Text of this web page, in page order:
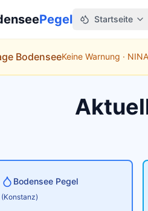
Pegel Startseite
BodenseeKeine Warnung ·
Bodensee Pegel
(Konstanz)